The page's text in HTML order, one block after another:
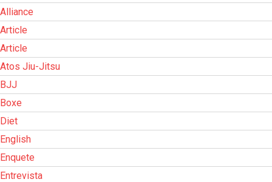
Alliance
Article
Article
Atos Jiu-Jitsu
BJJ
Boxe
Diet
English
Enquete
Entrevista